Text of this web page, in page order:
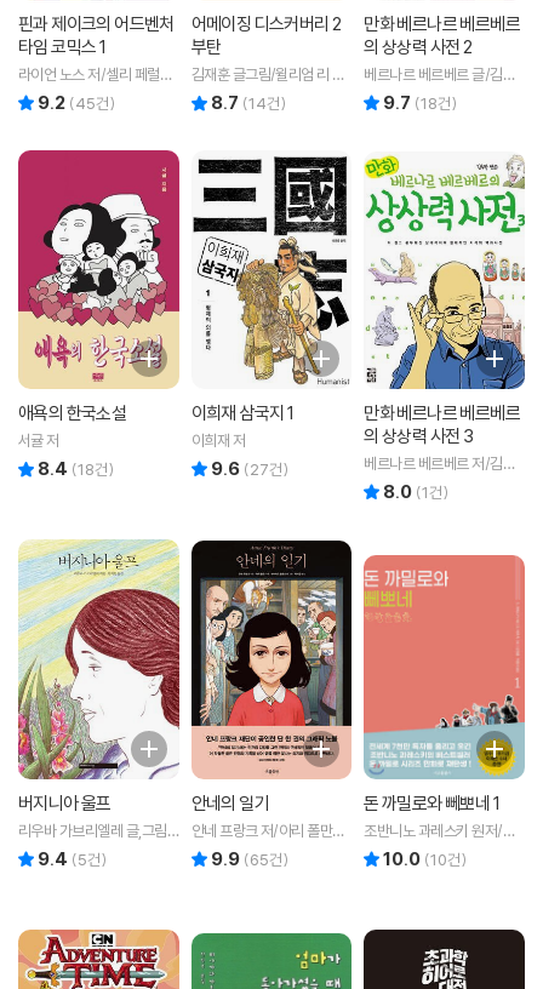
핀과 제이크의 어드벤처
타임 코믹스 1
라이언 노스 저/셀리 페럴라
인,브레이든 램 그림/서애경
역/정한결 감수
9.2 (45건)
어메이징 디스커버리 2
부탄
김재훈 글그림/윌리엄 리 감
수 8.7 (14건)
만화 베르나르 베르베르
의 상상력 사전 2
베르나르 베르베르 글/김수
박 만화
9.7 (18건)
애욕의 한국소설
서귤 저
8.4 (18건)
이희재 삼국지 1
이희재 저
9.6 (27건)
만화 베르나르 베르베르
의 상상력 사전 3
베르나르 베르베르 저/김수
박 역8.0 (1건)
버지니아 울프
리우바 가브리엘레 글,그림/
천지은 역
9.4 (5건)
안네의 일기
안네 프랑크 저/아리 폴만
글/데이비드 폴론스키 그림/
박미경 역
9.9 (65건)
돈 까밀로와 뻬뽀네 1
조반니노 과레스키 원저/다
비데 바르치 그림/김정훈,이
정석 역
10.0 (10건)